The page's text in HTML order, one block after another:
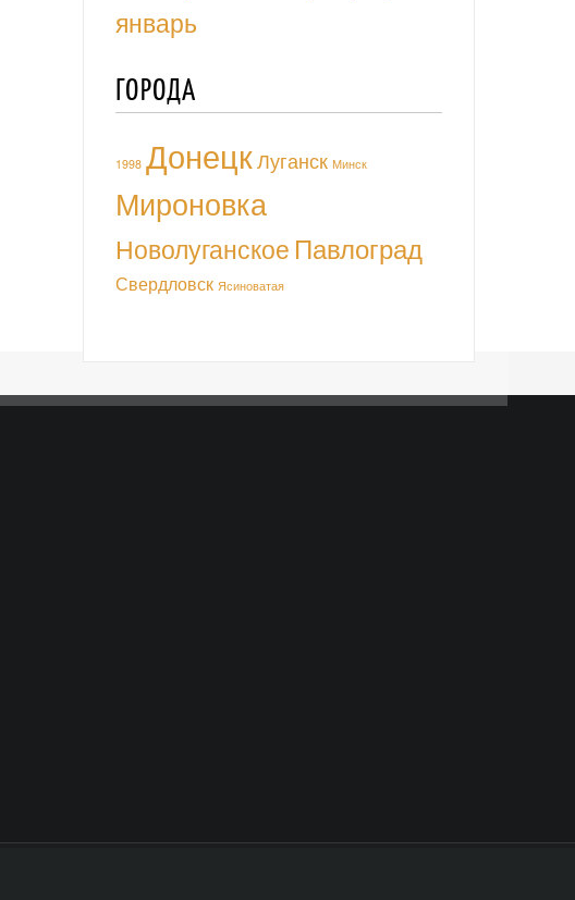
январь
ГОРОДА
1998 ДонецкЛуганск Минск
Мироновка
Новолуганское Павлоград
Свердловск Ясиноватая